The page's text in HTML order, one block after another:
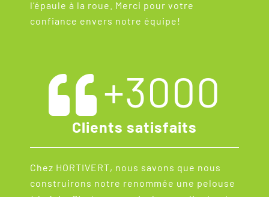
l’épaule à la roue. Merci pour votre
confiance envers notre équipe!
+3000
Clients satisfaits
Chez HORTIVERT, nous savons que nous
construirons notre renommée une pelouse